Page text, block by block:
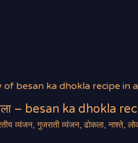
– besan ka dhokla
व्यंजन, गुजराती व्यंजन, ढोकला, नाश्ते,